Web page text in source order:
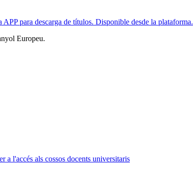
para descarga de títulos. Disponible desde la plataforma.
Europeu.
a l'accés als cossos docents universitaris